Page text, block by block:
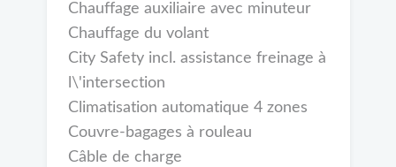
Chauffage auxiliaire avec minuteur
Chauffage du volant
City Safety incl. assistance freinage à
l\'intersection
Climatisation automatique 4 zones
Couvre-bagages à rouleau
Câble de charge